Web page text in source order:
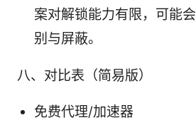
案对解锁能力有限，可能
别与屏蔽。
八、对比表（简易版）
免费代理/加速器